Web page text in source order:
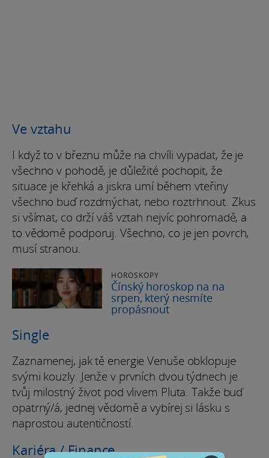
Ve vztahu
I když to v březnu může na chvíli vypadat, že je
všechno v pohodě, je důležité pochopit, že
situace je křehká a jiskra umí během vteřiny
všechno buď rozdmýchat, nebo roztrhnout. Zkus
si všímat, co drží váš vztah nejvíc pohromadě, a
to vědomě podporuj. Všechno, co je jen povrch,
musí stranou.
HOROSKOPY
Čínský horoskop na na
srpen, který nesmíte
propásnout
Single
Zaznamenej, jak tě energie Venuše obklopuje
svými kouzly. Jenže v prvních dvou týdnech je
tvůj milostný život pod vlivem Pluta. Takže buď
opatrný/á, jednej vědomě a vybírej si lásku s
naprostou autentičností.
Kariéra / Finance